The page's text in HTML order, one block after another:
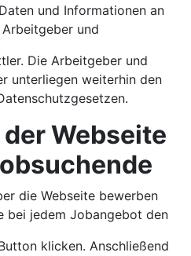
und Informationen an
und
Die Arbeitgeber und
unterliegen weiterhin den
Webseite
die Webseite bewerben
bei jedem Jobangebot den
klicken. Anschließend